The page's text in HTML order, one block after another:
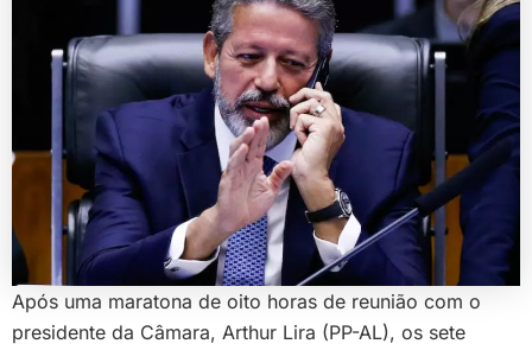
Após uma maratona de oito horas de reunião com o
presidente da Câmara, Arthur Lira (PP-AL), os sete